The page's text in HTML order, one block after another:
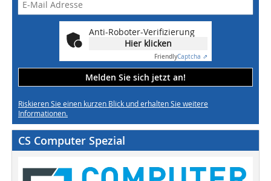
Anti-Roboter-Verifizierung
Hier klicken
FriendlyCaptcha ⇗
Melden Sie sich jetzt an!
Riskieren Sie einen kurzen Blick und erhalten Sie weitere
Informationen.
CS Computer Spezial